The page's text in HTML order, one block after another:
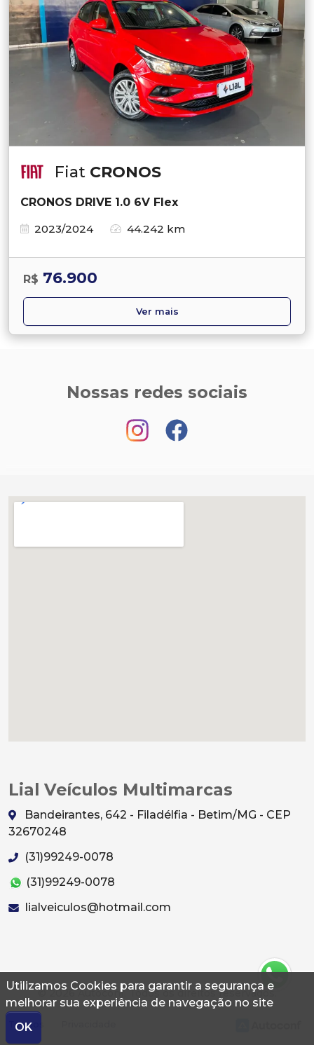
Utilizamos Cookies para garantir a segurança e
melhorar sua experiência de navegação no site
OK
Fiat CRONOS
CRONOS DRIVE 1.0 6V Flex
2023/2024
44.242 km
R$ 76.900
Ver mais
Nossas redes sociais
Lial Veículos Multimarcas
Bandeirantes, 642 - Filadélfia - Betim/MG - CEP
32670248
(31)99249-0078
(31)99249-0078
lialveiculos@hotmail.com
© 2026 Autoconf. Todos os direitos reservados.
Termos